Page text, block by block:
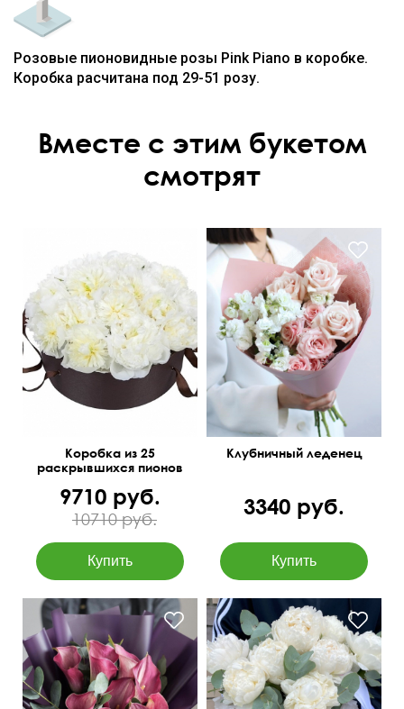
Розовые пионовидные розы Pink Piano в коробке.
Коробка расчитана под 29-51 розу.
Вместе с этим букетом
смотрят
Коробка из 25
раскрывшихся пионов
9710 руб.
10710 руб.
Клубничный леденец
3340 руб.